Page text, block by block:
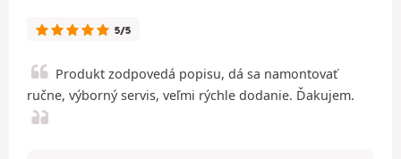
5/5
Produkt zodpovedá popisu, dá sa namontovať
ručne, výborný servis, veľmi rýchle dodanie. Ďakujem.